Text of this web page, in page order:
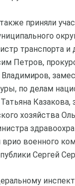
приняли
транспорта и
Петров,
по делам
Казакова,
хозяйства
военного
Сергей